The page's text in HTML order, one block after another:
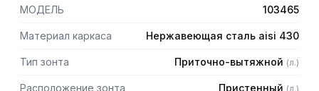
МОДЕЛЬ 103465
Материал каркаса Нержавеющая сталь aisi 430
Тип зонта Приточно-вытяжной (л.)
Расположение зонта Пристенный (л.)